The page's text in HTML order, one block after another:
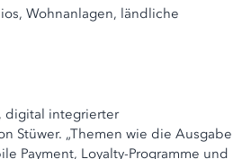
Wohnanlagen, ländliche
digital integrierter
Stüwer. „Themen wie die Ausgabe
Payment, Loyalty-Programme und